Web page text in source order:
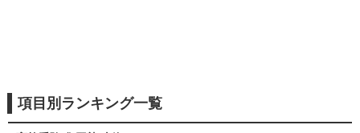
項目別ランキング一覧